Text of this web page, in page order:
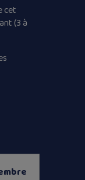
cet
(3 à